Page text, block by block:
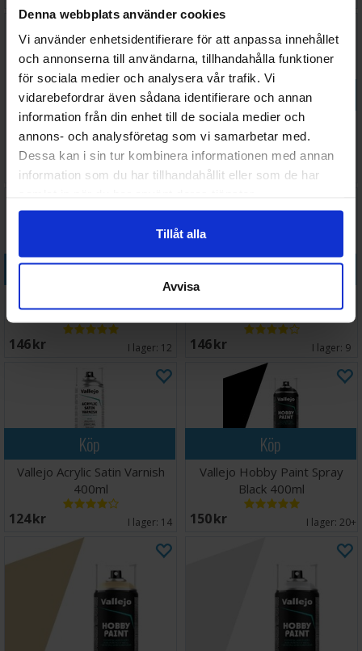
Denna webbplats använder cookies
Vi använder enhetsidentifierare för att anpassa innehållet
och annonserna till användarna, tillhandahålla funktioner
för sociala medier och analysera vår trafik. Vi
vidarebefordrar även sådana identifierare och annan
information från din enhet till de sociala medier och
annons- och analysföretag som vi samarbetar med.
Dessa kan i sin tur kombinera informationen med annan
information som du har tillhandahållit eller som de har
Tillåt alla
Avvisa
Tamiya Fine Surface Primer L
Oxide Red
198 SEK Väntas in:
2026-09-30
Köp
Tamiya Fine Surface Primer L
White Spray
158 SEK I lager:
Köp
400ml
146 SEK I lager: 12
Köp
400ml Spray
146 SEK I lager: 9
Köp
Vallejo Acrylic Satin Varnish
400ml
124 SEK I lager: 14
Köp
Vallejo Hobby Paint Spray
Black 400ml
150 SEK I lager: 20+